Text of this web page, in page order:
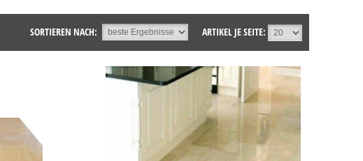
ARTIKEL JE SEITE:
SORTIEREN NACH: